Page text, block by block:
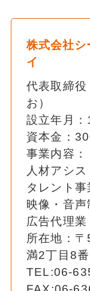
株式会社
イ
代表取締
お）
設立年月
資本金：
事業内容：
人材アシス
タレント事
映像・音声
広告代理業
所在地：
満2丁目8
TEL:06-